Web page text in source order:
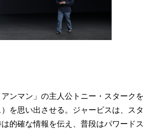
ンマン」の主人公トニー・スタークを
を思い出させる。ジャービスは、スタ
的確な情報を伝え、普段はパワードス